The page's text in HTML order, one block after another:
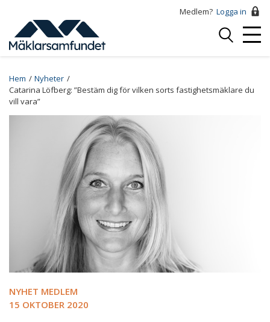
huvudinnehåll
Medlem? Logga in
Logga
Breadcrumb
Hem
Nyheter
Catarina Löfberg: ”Bestäm dig för vilken sorts fastighetsmäklare du
vill vara”
NYHET MEDLEM
15 OKTOBER 2020